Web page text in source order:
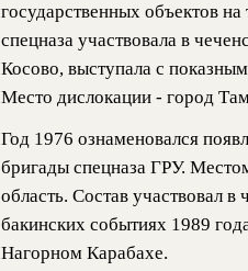
государственных объектов
спецназа участвовала в
Косово, выступала с
Место дислокации - город
Год 1976 ознаменовался
бригады спецназа ГРУ.
область. Состав участвовал
бакинских событиях 1989
Нагорном Карабахе.